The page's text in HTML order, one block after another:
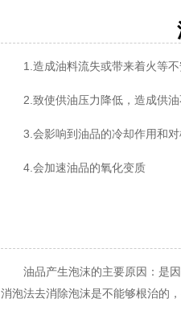
油
1.造成油料流失或带来着火等不
2.致使供油压力降低，造成供油
3.会影响到油品的冷却作用和对
4.会加速油品的氧化变质
油品产生泡沫的主要原因：是因
消泡法去消除泡沫是不能够根治的